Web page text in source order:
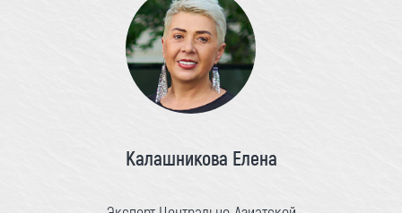
Калашникова Елена